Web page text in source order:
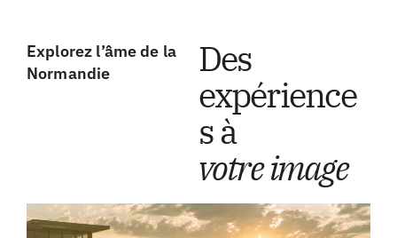
Des
expérience
s à
votre image
Explorez l’âme de la
Normandie